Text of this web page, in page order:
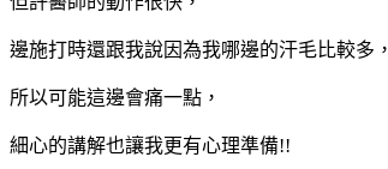
邊施打時還跟我說因為我哪邊的汗毛比較多，
所以可能這邊會痛一點，
細心的講解也讓我更有心理準備!!